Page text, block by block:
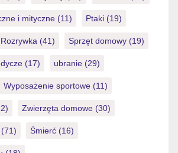
i mityczne (11) Ptaki (19)
Rozrywka (41) Sprzęt domowy (19)
(17) ubranie (29)
Wyposażenie sportowe (11)
Zwierzęta domowe (30)
(71) Śmierć (16)